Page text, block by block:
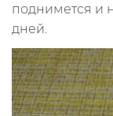
поднимется и
дней.